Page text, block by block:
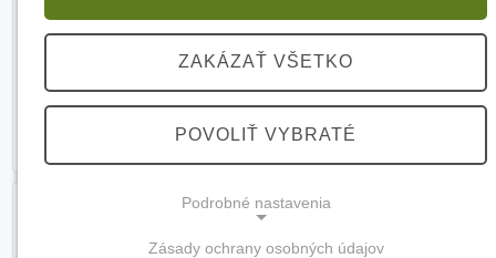
ZAKÁZAŤ VŠETKO
POVOLIŤ VYBRATÉ
Podrobné nastavenia
Zásady ochrany osobných údajov